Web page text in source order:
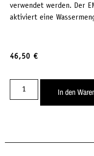
verwendet werden. Der
aktiviert eine
46,50 €
In den